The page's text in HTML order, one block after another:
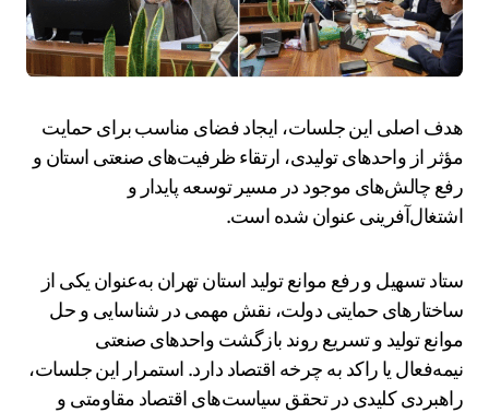
هدف اصلی این جلسات، ایجاد فضای مناسب برای حمایت
مؤثر از واحدهای تولیدی، ارتقاء ظرفیت‌های صنعتی استان و
رفع چالش‌های موجود در مسیر توسعه پایدار و
اشتغال‌آفرینی عنوان شده است.
ستاد تسهیل و رفع موانع تولید استان تهران به‌عنوان یکی از
ساختارهای حمایتی دولت، نقش مهمی در شناسایی و حل
موانع تولید و تسریع روند بازگشت واحدهای صنعتی
نیمه‌فعال یا راکد به چرخه اقتصاد دارد. استمرار این جلسات،
راهبردی کلیدی در تحقق سیاست‌های اقتصاد مقاومتی و